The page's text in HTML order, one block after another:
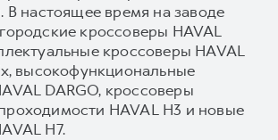
В настоящее время на заводе
кроссоверы HAVAL
кроссоверы HAVAL
высокофункциональные
DARGO, кроссоверы
HAVAL H3 и новые
H7.